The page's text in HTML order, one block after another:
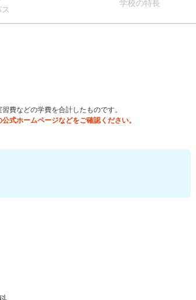
学校の特長
費などの学費を合計したものです。
式ホームページなどをご確認ください。